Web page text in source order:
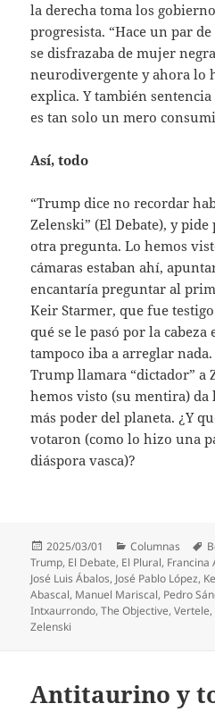
la derecha toma los
progresista. “Hace un par
se disfrazaba de mujer
neurodivergente y ahora lo
explica. Y también
es tan solo un mero
Así, todo
“Trump dice no recordar
Zelenski” (El Debate), y
otra pregunta. Lo hemos
cámaras estaban ahí,
encantaría preguntar al
Keir Starmer, que fue
qué se le pasó por la cabeza
tampoco iba a arreglar
Trump llamara “dictador” a
hemos visto (su mentira)
más poder del planeta. ¿Y
votaron (como lo hizo una
diáspora vasca)?
Publicado
el
2025/03/01 Categorías
Columnas
Trump, El Debate, El Plural, Francina
José Luis Ábalos, José Pablo López,
Abascal, Manuel Mariscal, Pedro
Intxaurrondo,The Objective,Vertele,
Zelenski
Antitaurino y